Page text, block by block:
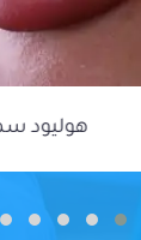
هوليود